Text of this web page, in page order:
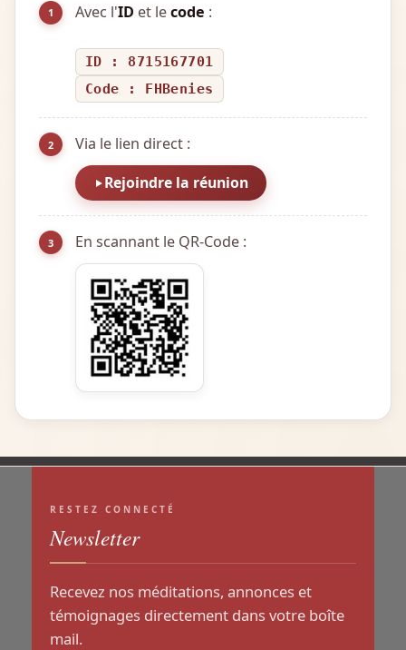
1 Avec l'ID et lecode :
ID : 8715167701
Code : FHBenies
2
Via le lien direct :
Rejoindre la réunion
3 En scannant le QR-Code :
RESTEZ CONNECTÉ
Newsletter
Recevez nos méditations, annonces et
témoignages directement dans votre boîte
mail.